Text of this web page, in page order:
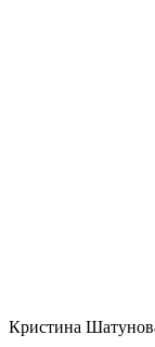
Кристина